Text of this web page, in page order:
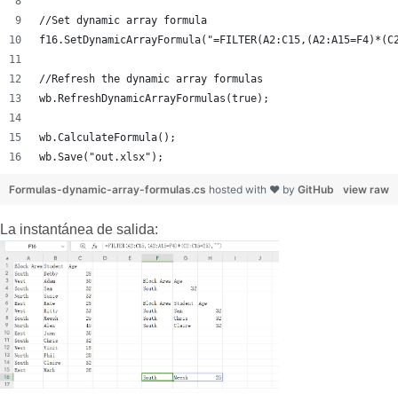
//Set dynamic array formula
//Refresh the dynamic array formulas
wb.RefreshDynamicArrayFormulas(true);
wb.CalculateFormula();
wb.Save("out.xlsx");
view raw
Formulas-dynamic-array-formulas.cs hosted with ❤ by GitHub
La instantánea de salida: